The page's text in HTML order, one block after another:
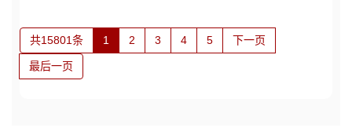
共15801条 1 2 3 4 5 下一页
最后一页